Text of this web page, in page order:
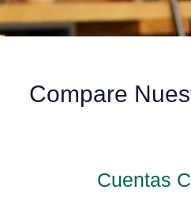
Compare
Cuentas